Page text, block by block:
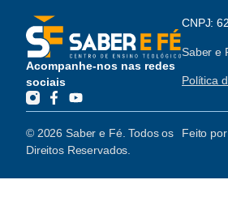
Acompanhe-nos nas redes
sociais
CNPJ:
Saber e
Política
© 2026 Saber e Fé. Todos os
Direitos Reservados.
Feito por